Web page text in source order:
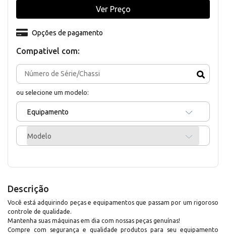
Compativel com:
ou selecione um modelo:
Equipamento
Modelo
Opções de pagamento
Ver Preço
Descrição
Você está adquirindo peças e equipamentos que passam por um rigoroso
controle de qualidade.
Mantenha suas máquinas em dia com nossas peças genuínas!
Compre com segurança e qualidade produtos para seu equipamento